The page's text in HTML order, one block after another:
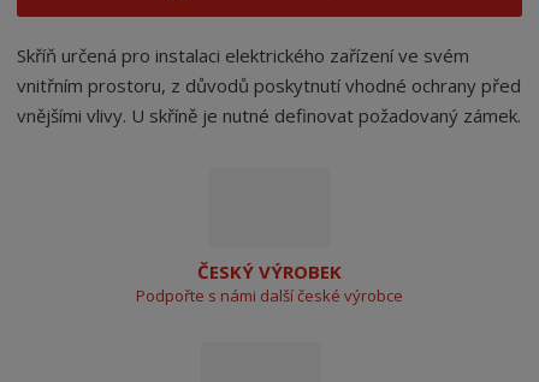
Skříň určená pro instalaci elektrického zařízení ve svém
vnitřním prostoru, z důvodů poskytnutí vhodné ochrany před
vnějšími vlivy. U skříně je nutné definovat požadovaný zámek.
ČESKÝ VÝROBEK
Podpořte s námi další české výrobce